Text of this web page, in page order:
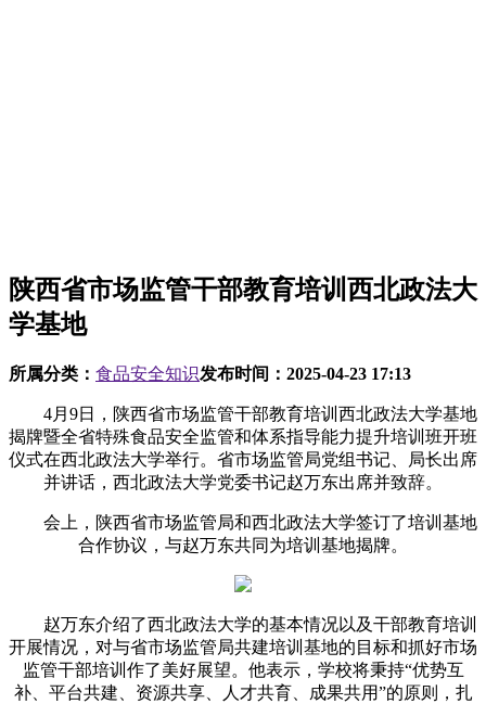
陕西省市场监管干部教育培训西北政法大
学基地
所属分类： 食品安全知识发布时间： 2025-04-23 17:13
4月9日，陕西省市场监管干部教育培训西北政法大学基地
揭牌暨全省特殊食品安全监管和体系指导能力提升培训班开班
仪式在西北政法大学举行。省市场监管局党组书记、局长出席
并讲话，西北政法大学党委书记赵万东出席并致辞。
会上，陕西省市场监管局和西北政法大学签订了培训基地
合作协议，与赵万东共同为培训基地揭牌。
赵万东介绍了西北政法大学的基本情况以及干部教育培训
开展情况，对与省市场监管局共建培训基地的目标和抓好市场
监管干部培训作了美好展望。他表示，学校将秉持“优势互
补、平台共建、资源共享、人才共育、成果共用”的原则，扎